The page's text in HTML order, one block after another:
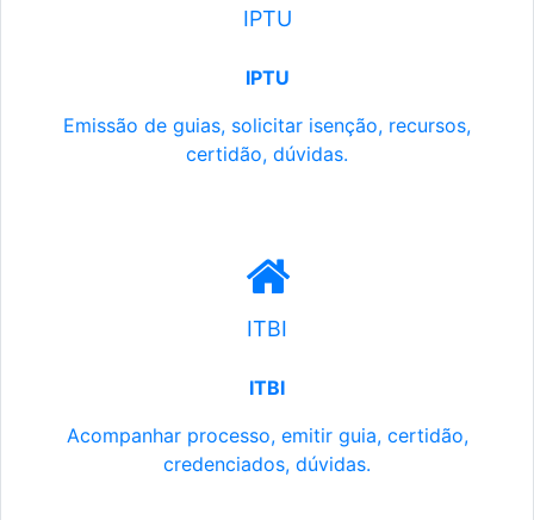
IPTU
IPTU
Emissão de guias, solicitar isenção, recursos,
certidão, dúvidas.
ITBI
ITBI
Acompanhar processo, emitir guia, certidão,
credenciados, dúvidas.